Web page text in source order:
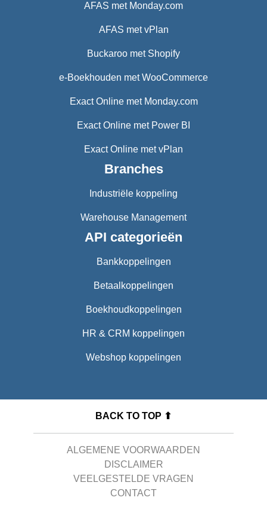
AFAS met Monday.com
AFAS met vPlan
Buckaroo met Shopify
e-Boekhouden met WooCommerce
Exact Online met Monday.com
Exact Online met Power BI
Exact Online met vPlan
Branches
Industriële koppeling
Warehouse Management
API categorieën
Bankkoppelingen
Betaalkoppelingen
Boekhoudkoppelingen
HR & CRM koppelingen
Webshop koppelingen
BACK TO TOP ⬆
ALGEMENE VOORWAARDEN
DISCLAIMER
VEELGESTELDE VRAGEN
CONTACT